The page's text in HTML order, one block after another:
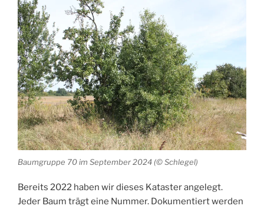
Baumgruppe 70 im September 2024 (© Schlegel)
Bereits 2022 haben wir dieses Kataster angelegt.
Jeder Baum trägt eine Nummer. Dokumentiert werden